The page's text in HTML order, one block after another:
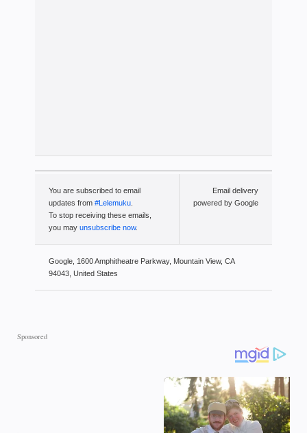
You are subscribed to email
updates from #Lelemuku
To stop receiving these emails,
you may unsubscribe now.
Email delivery
powered by Google
Google, 1600 Amphitheatre Parkway, Mountain View, CA
94043, United States